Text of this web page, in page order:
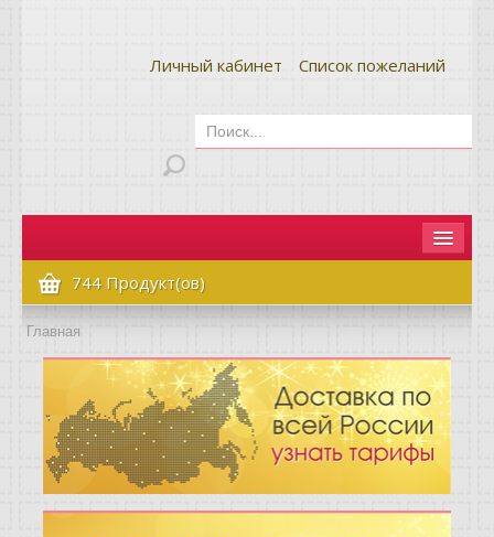
Личный кабинет Список пожеланий
Главная
Как сделать заказ
Оплата и доставка
Контакты
Вопрос-ответ
Отзывы
744 Продукт(ов)
Главная